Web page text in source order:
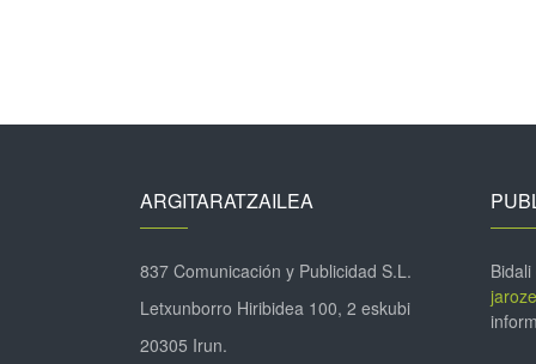
ARGITARATZAILEA
837 Comunicación y Publicidad S.L.
Letxunborro Hiribidea 100, 2 eskubi
20305 Irun.